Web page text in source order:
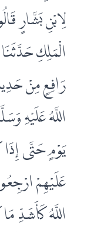
لِابْنِ بَشَّارٍ
الْمَلِكِ
رَافِعٍ مِنْ
اللَّهُ عَلَيْهِ
يَوْمٍ حَتَّى إِذَا
عَلَيْهِمْ
اللَّهُ كَأَشَدِّ